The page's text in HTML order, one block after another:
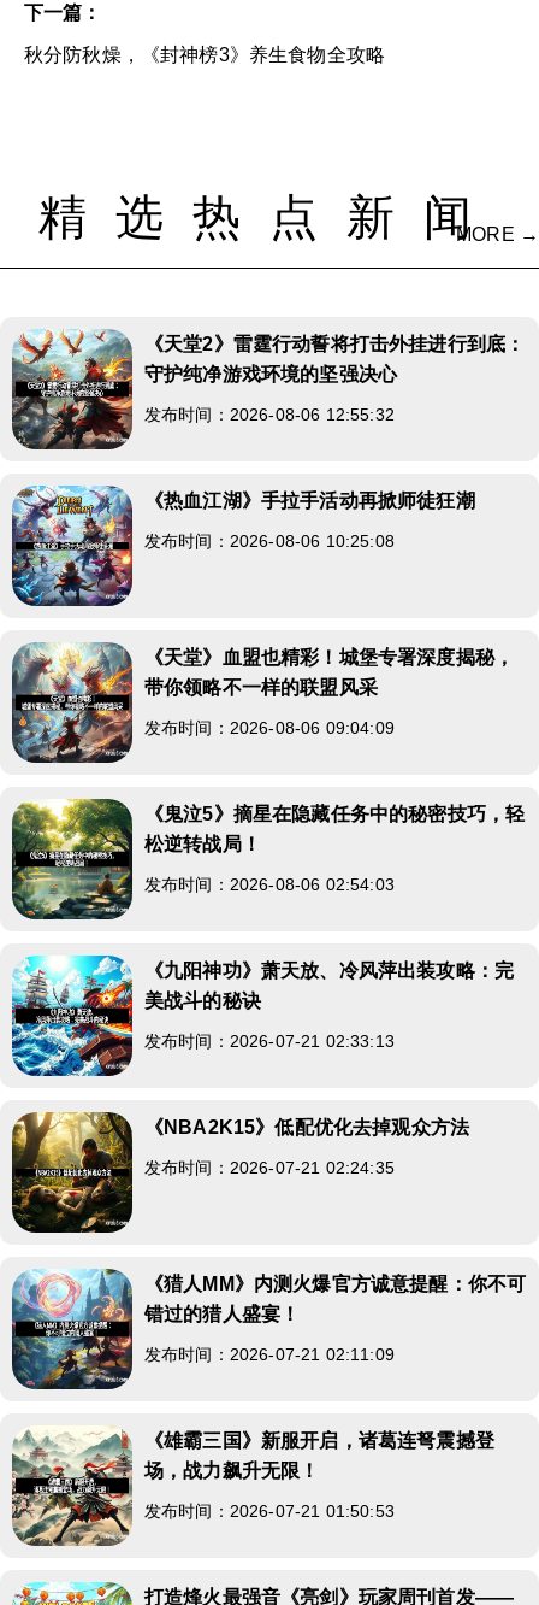
下一篇：
秋分防秋燥，《封神榜3》养生食物全攻略
精选热点新闻
MORE →
《天堂2》雷霆行动誓将打击外挂进行到底：
守护纯净游戏环境的坚强决心
发布时间：2026-08-06 12:55:32
《热血江湖》手拉手活动再掀师徒狂潮
发布时间：2026-08-06 10:25:08
《天堂》血盟也精彩！城堡专署深度揭秘，
带你领略不一样的联盟风采
发布时间：2026-08-06 09:04:09
《鬼泣5》摘星在隐藏任务中的秘密技巧，轻
松逆转战局！
发布时间：2026-08-06 02:54:03
《九阳神功》萧天放、冷风萍出装攻略：完
美战斗的秘诀
发布时间：2026-07-21 02:33:13
《NBA2K15》低配优化去掉观众方法
发布时间：2026-07-21 02:24:35
《猎人MM》内测火爆官方诚意提醒：你不可
错过的猎人盛宴！
发布时间：2026-07-21 02:11:09
《雄霸三国》新服开启，诸葛连弩震撼登
场，战力飙升无限！
发布时间：2026-07-21 01:50:53
打造烽火最强音《亮剑》玩家周刊首发——